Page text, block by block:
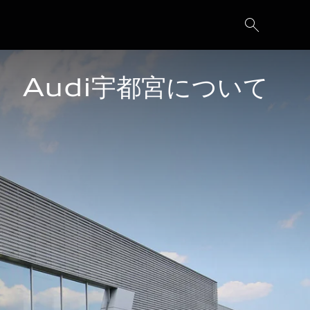
Audi宇都宮について